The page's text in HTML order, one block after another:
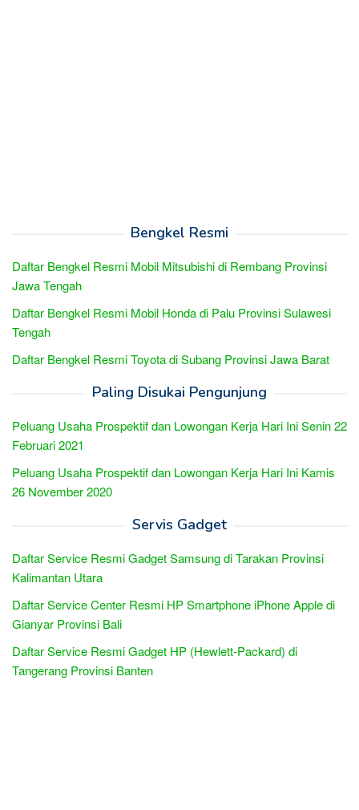
Bengkel Resmi
Daftar Bengkel Resmi Mobil Mitsubishi di Rembang Provinsi
Jawa Tengah
Daftar Bengkel Resmi Mobil Honda di Palu Provinsi Sulawesi
Tengah
Daftar Bengkel Resmi Toyota di Subang Provinsi Jawa Barat
Paling Disukai Pengunjung
Peluang Usaha Prospektif dan Lowongan Kerja Hari Ini Senin 22
Februari 2021
Peluang Usaha Prospektif dan Lowongan Kerja Hari Ini Kamis
26 November 2020
Servis Gadget
Daftar Service Resmi Gadget Samsung di Tarakan Provinsi
Kalimantan Utara
Daftar Service Center Resmi HP Smartphone iPhone Apple di
Gianyar Provinsi Bali
Daftar Service Resmi Gadget HP (Hewlett-Packard) di
Tangerang Provinsi Banten